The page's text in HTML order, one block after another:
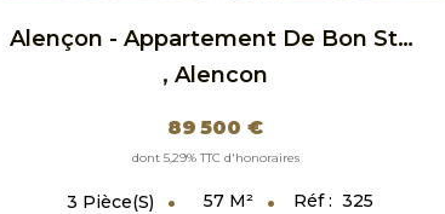
Alençon - Appartement De Bon Standing
,Alencon
89 500 €
dont 5,29% TTC d'honoraires
3 Pièce(s) 57 M² Réf : 325